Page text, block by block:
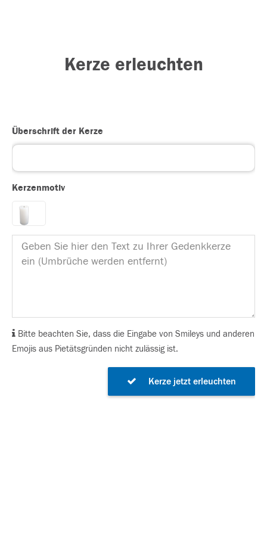
Kerze erleuchten
Überschrift der Kerze
Kerzenmotiv
Bitte beachten Sie, dass die Eingabe von Smileys und anderen
Emojis aus Pietätsgründen nicht zulässig ist.
Kerze jetzt erleuchten